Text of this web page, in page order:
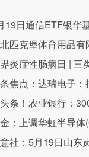
19日通信ETF银华
匹克堡体育用品
炎症性肠病日 | 三
焦点：达瑞电子
条！农业银行：
：上调华虹半导
社：5月19日山东